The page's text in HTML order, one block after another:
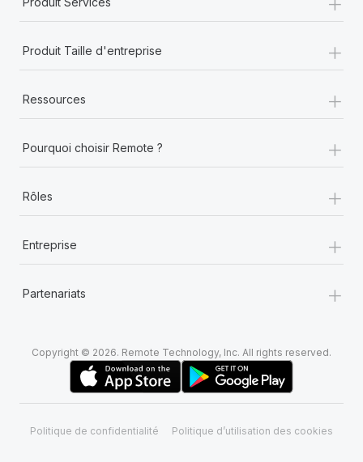
Produit Taille d'entreprise +
Ressources +
Pourquoi choisir Remote ? +
Rôles +
Entreprise +
Partenariats +
Copyright © 2026. Remote Technology, Inc. All rights reserved.
Politique de confidentialité Politique d’utilisation des cookies